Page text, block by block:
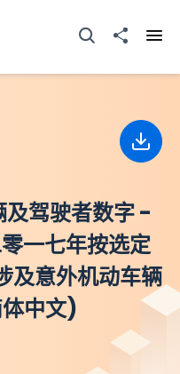
打开搜寻器分享至
及驾驶者数字 -
一七年按选定
及意外机动车辆
中文)
下载